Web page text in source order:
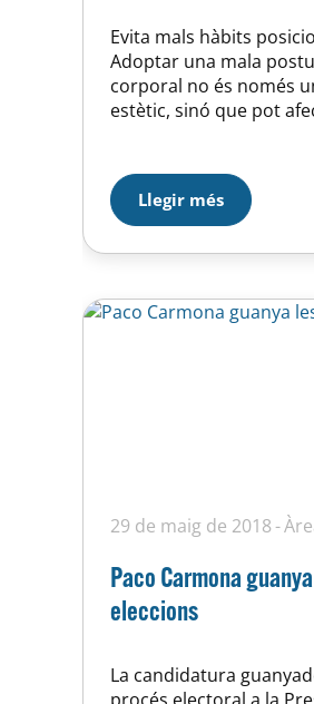
Evita mals hàbits
Adoptar una mala
corporal no és només
estètic, sinó que pot
manera com tenim
cos o les parts d’aquest
cadascuna de les nostres
accions del dia a dia,
Llegir més
29 de maig de 2018
Paco Carmona
eleccions
La candidatura